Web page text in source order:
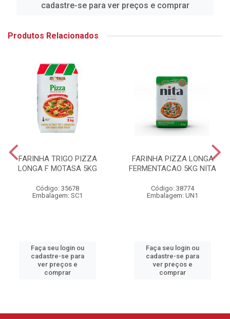
cadastre-se para ver preços e comprar
Produtos Relacionados
FARINHA TRIGO PIZZA
LONGA F MOTASA 5KG
Código: 35678
Embalagem: SC1
Faça seu login ou
cadastre-se para
ver preços e
comprar
FARINHA PIZZA LONGA
FERMENTACAO 5KG NITA
Código: 38774
Embalagem: UN1
Faça seu login ou
cadastre-se para
ver preços e
comprar